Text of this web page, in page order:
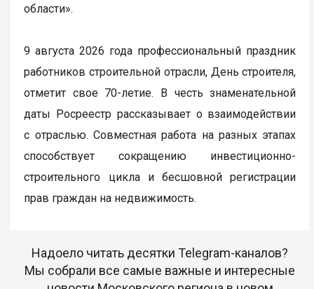
области».
9 августа 2026 года профессиональный праздник
работников строительной отрасли, День строителя,
отметит свое 70-летие. В честь знаменательной
даты Росреестр рассказывает о взаимодействии
с отраслью. Совместная работа на разных этапах
способствует сокращению инвестиционно-
строительного цикла и бесшовной регистрации
прав граждан на недвижимость.
Надоело читать десятки Telegram-каналов?
Мы собрали все самые важные и интересные